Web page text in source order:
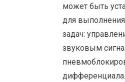
может быть
для
задач:
звуковым
дифференциала.